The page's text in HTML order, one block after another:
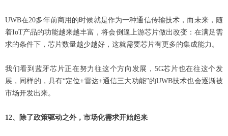
UWB在20多年前商用的时候就是作为一种通信传输技术，而未来，随
着IoT产品的功能越来越丰富，将会倒逼上游芯片做出改变：在满足需
求的条件下，芯片数量越少越好，这就需要芯片有更多的集成能力。
我们看到蓝牙芯片正在努力往这个方向发展，5G芯片也在往这个发
展，同样的，具有“定位+雷达+通信三大功能”的UWB技术也会逐渐被
市场开发出来。
12、除了政策驱动之外，市场化需求开始起来